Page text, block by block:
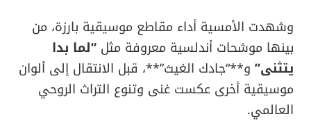
وشهدت الأمسية أداء مقاطع موسيقية بارزة، من
بينها موشحات أندلسية معروفة مثل “لما بدا
يتثنى” و**“جادك الغيث”**، قبل الانتقال إلى ألوان
موسيقية أخرى عكست غنى وتنوع التراث الروحي
العالمي.